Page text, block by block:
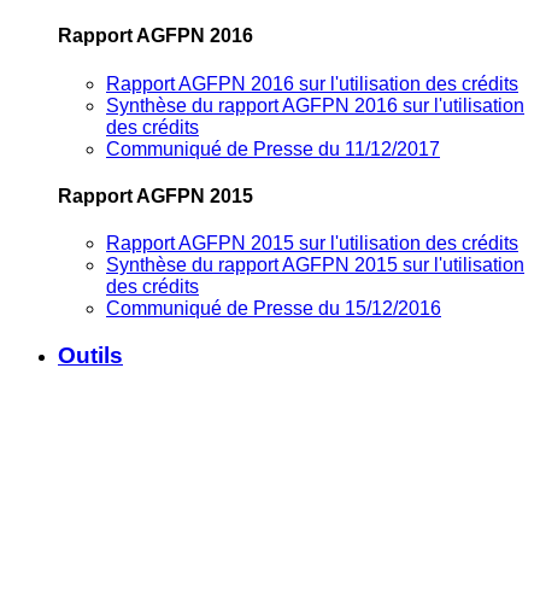
Rapport AGFPN 2016
Rapport AGFPN 2016 sur l'utilisation des crédits
Synthèse du rapport AGFPN 2016 sur l'utilisation
des crédits
Communiqué de Presse du 11/12/2017
Rapport AGFPN 2015
Rapport AGFPN 2015 sur l'utilisation des crédits
Synthèse du rapport AGFPN 2015 sur l'utilisation
des crédits
Communiqué de Presse du 15/12/2016
Outils